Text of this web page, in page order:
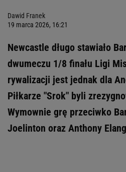
Dawid Franek
19 marca 2026, 16:21
Newcastle długo stawiało
dwumeczu 1/8 finału Ligi
rywalizacji jest jednak dla
Piłkarze "Srok" byli
Wymownie grę przeciwko
Joelinton oraz Anthony